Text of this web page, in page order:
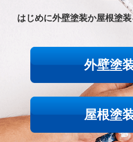
はじめに外壁塗装か屋根塗
外壁塗
屋根塗